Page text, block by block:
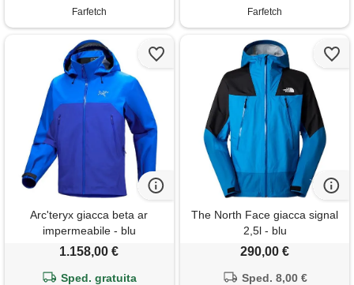
Farfetch
Farfetch
Arc'teryx giacca beta ar
impermeabile - blu
1.158,00 €
Sped. gratuita
The North Face giacca signal
2,5l - blu
290,00 €
Sped. 8,00 €